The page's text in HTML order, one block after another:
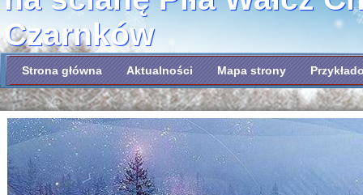
Czarnków
Strona główna Aktualności Mapa strony